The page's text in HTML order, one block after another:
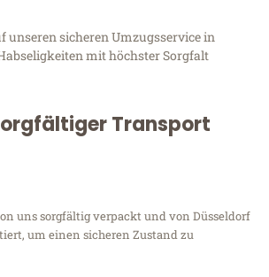
unseren sicheren Umzugsservice in
mit höchster Sorgfalt
Transport
uns sorgfältig verpackt und von Düsseldorf
um einen sicheren Zustand zu